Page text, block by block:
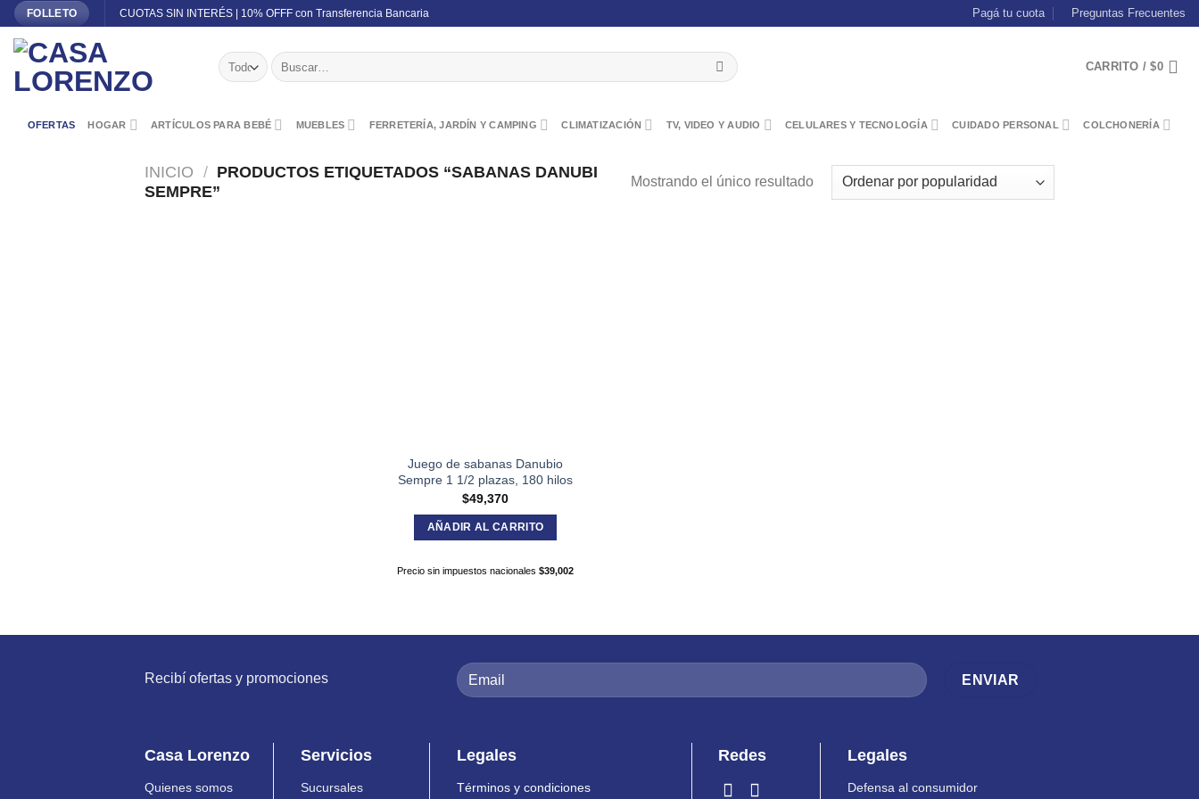
Skip
content
FOLLETO CUOTAS SIN INTERÉS | 10% OFFF con Transferencia Bancaria Pagá tu cuota Preguntas Frecuentes
Buscar
por:
CARRITO /$0
OFERTAS HOGAR ARTÍCULOS PARA BEBÉ MUEBLES FERRETERÍA, JARDÍN Y CAMPING CLIMATIZACIÓN TV, VIDEO Y AUDIO CELULARES Y TECNOLOGÍA CUIDADO PERSONAL COLCHONERÍA
INICIO / PRODUCTOS ETIQUETADOS “SABANAS DANUBI
SEMPRE”
Mostrando el único resultado
Juego de sabanas Danubio
Sempre 1 1/2 plazas, 180 hilos
$49,370
AÑADIR AL CARRITO
Precio sin impuestos nacionales$39,002
Recibí ofertas y promociones
Casa Lorenzo
Quienes somos
Servicios
Sucursales
Legales
Términos y condiciones
Redes Legales
Defensa al consumidor